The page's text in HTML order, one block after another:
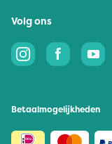
Volg ons
Betaalmogelijkheden